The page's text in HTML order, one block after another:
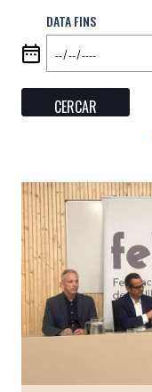
DATA FINS